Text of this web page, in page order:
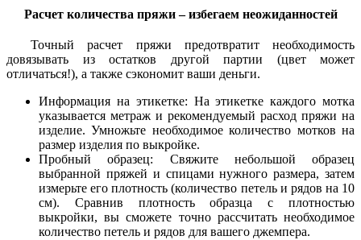
Расчет количества пряжи – избегаем неожиданностей
Точный расчет пряжи предотвратит необходимость
довязывать из остатков другой партии (цвет может
отличаться!), а также сэкономит ваши деньги.
Информация на этикетке: На этикетке каждого мотка
указывается метраж и рекомендуемый расход пряжи на
изделие. Умножьте необходимое количество мотков на
размер изделия по выкройке.
Пробный образец: Свяжите небольшой образец
выбранной пряжей и спицами нужного размера, затем
измерьте его плотность (количество петель и рядов на 10
см). Сравнив плотность образца с плотностью
выкройки, вы сможете точно рассчитать необходимое
количество петель и рядов для вашего джемпера.